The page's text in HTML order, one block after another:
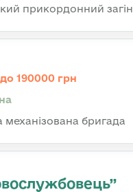
прикордонний загін
190000 грн
механізована бригада